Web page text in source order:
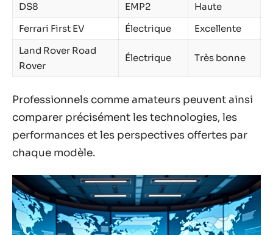
DS8
EMP2
Haute
Ferrari First EV
Électrique
Excellente
Land Rover Road
Rover
Électrique Très bonne
Professionnels comme amateurs peuvent ainsi
comparer précisément les technologies, les
performances et les perspectives offertes par
chaque modèle.